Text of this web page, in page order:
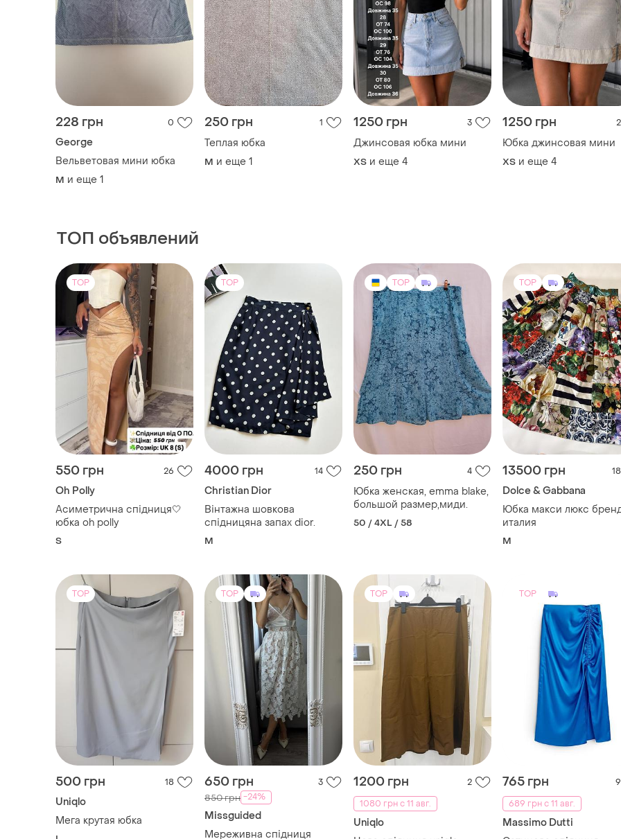
228 грн 0
George
Вельветовая мини юбка
M и еще 1
250 грн 1
Теплая юбка
M и еще 1
1250 грн 3
Джинсовая юбка мини
ХS и еще 4
1250 грн 2
Юбка джинсовая мини
ХS и еще 4
ТОП объявлений
TOP
550 грн 26
Oh Polly
Асиметрична спідниця🤍
юбка oh polly
S
TOP
4000 грн 14
Christian Dior
Вінтажна шовкова
спідницяна запах dior.
M
TOP
250 грн 4
Юбка женская, emma blake,
большой размер,миди.
50 / 4XL / 58
TOP
13500 грн 18
Dolce & Gabbana
Юбка макси люкс
италия
M
TOP
500 грн 18
Uniqlo
Мега крутая юбка
TOP
650 грн 3
850 грн -24%
Missguided
Мереживна спідниця
TOP
1200 грн
2
1080 грн с 11 авг.
Uniqlo
TOP
765 грн
9
689 грн с 11 авг.
Massimo Dutti